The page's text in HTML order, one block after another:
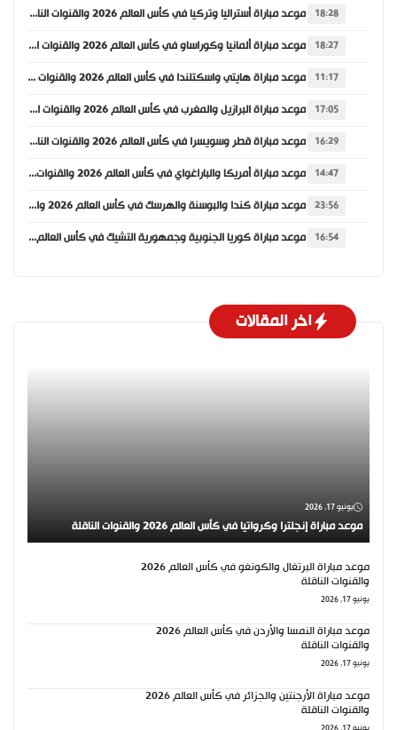
18:28 موعد مباراة أستراليا وتركيا في كأس العالم 2026 والقنوات الناقلة
18:27 موعد مباراة ألمانيا وكوراساو في كأس العالم 2026 والقنوات الناقلة
11:17 موعد مباراة هايتي واسكتلندا في كأس العالم 2026 والقنوات الناقلة
17:05 موعد مباراة البرازيل والمغرب في كأس العالم 2026 والقنوات الناقلة
16:29 موعد مباراة قطر وسويسرا في كأس العالم 2026 والقنوات الناقلة
14:47 موعد مباراة أمريكا والباراغواي في كأس العالم 2026 والقنوات الناقلة
23:56 موعد مباراة كندا والبوسنة والهرسك في كأس العالم 2026 والقنوات الناقلة
16:54 موعد مباراة كوريا الجنوبية وجمهورية التشيك في كأس العالم 2026 والقنوات الناقلة
اخر المقالات
يونيو 17, 2026
موعد مباراة إنجلترا وكرواتيا في كأس العالم 2026 والقنوات الناقلة
موعد مباراة البرتغال والكونغو في كأس العالم 2026
والقنوات الناقلة
يونيو 17, 2026
موعد مباراة النمسا والأردن في كأس العالم 2026
والقنوات الناقلة
يونيو 17, 2026
موعد مباراة الأرجنتين والجزائر في كأس العالم 2026
والقنوات الناقلة